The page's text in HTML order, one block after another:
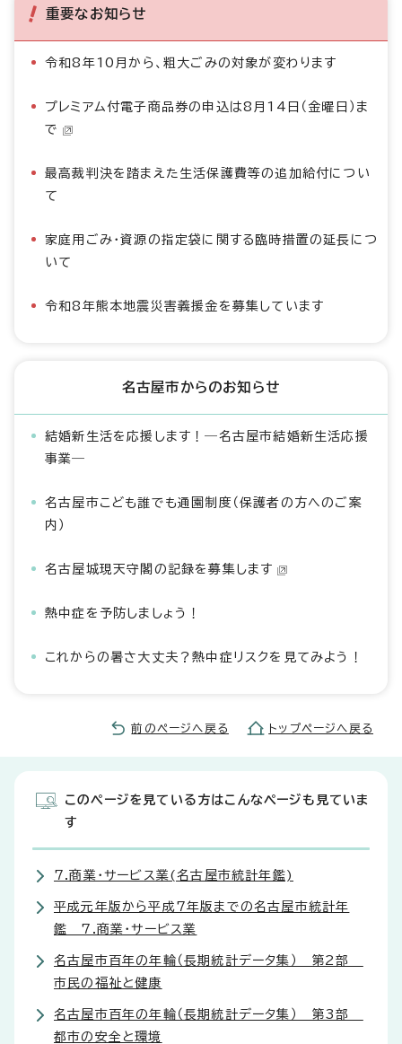
重要なお知らせ
令和8年10月から、粗大ごみの対象が変わります
プレミアム付電子商品券の申込は8月14日（金曜日）ま
で
最高裁判決を踏まえた生活保護費等の追加給付につい
て
家庭用ごみ・資源の指定袋に関する臨時措置の延長につ
いて
令和8年熊本地震災害義援金を募集しています
名古屋市からのお知らせ
結婚新生活を応援します！―名古屋市結婚新生活応援
事業―
名古屋市こども誰でも通園制度（保護者の方へのご案
内）
名古屋城現天守閣の記録を募集します
熱中症を予防しましょう！
これからの暑さ大丈夫？熱中症リスクを見てみよう！
前のページへ戻る トップページへ戻る
このページを見ている方はこんなページも見ていま
す
7.商業・サービス業(名古屋市統計年鑑)
平成元年版から平成7年版までの名古屋市統計年
鑑 7.商業・サービス業
名古屋市百年の年輪（長期統計データ集） 第2部
市民の福祉と健康
名古屋市百年の年輪（長期統計データ集） 第3部
都市の安全と環境